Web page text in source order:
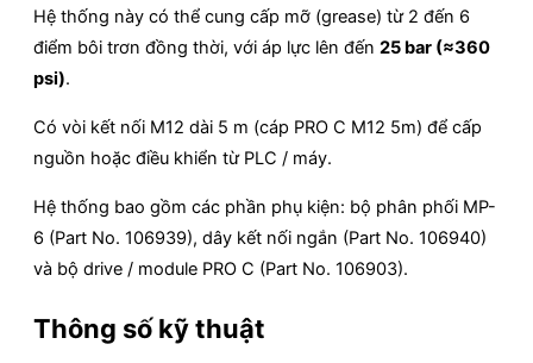
Hệ thống này có thể cung cấp mỡ (grease) từ 2 đến 6
điểm bôi trơn đồng thời, với áp lực lên đến 25 bar (≈360
psi).
Có vòi kết nối M12 dài 5 m (cáp PRO C M12 5m) để cấp
nguồn hoặc điều khiển từ PLC / máy.
Hệ thống bao gồm các phần phụ kiện: bộ phân phối MP-
6 (Part No. 106939), dây kết nối ngắn (Part No. 106940)
và bộ drive / module PRO C (Part No. 106903).
Thông số kỹ thuật